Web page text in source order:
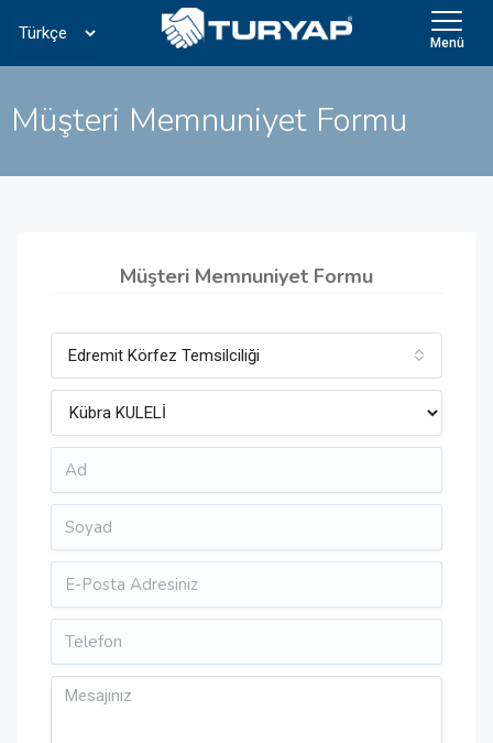
Menü
Müşteri Memnuniyet Formu
Müşteri Memnuniyet Formu
Edremit Körfez Temsilciliği